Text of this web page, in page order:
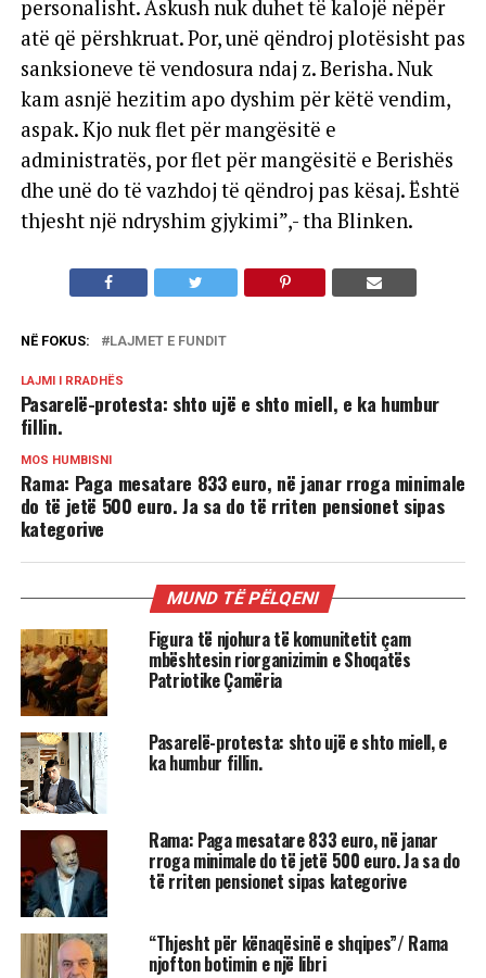
personalisht. Askush nuk duhet të kalojë nëpër
atë që përshkruat. Por, unë qëndroj plotësisht pas
sanksioneve të vendosura ndaj z. Berisha. Nuk
kam asnjë hezitim apo dyshim për këtë vendim,
aspak. Kjo nuk flet për mangësitë e
administratës, por flet për mangësitë e Berishës
dhe unë do të vazhdoj të qëndroj pas kësaj. Është
thjesht një ndryshim gjykimi”,- tha Blinken.
NË FOKUS: LAJMET E FUNDIT
LAJMI I RRADHËS
Pasarelë-protesta: shto ujë e shto miell, e ka humbur
fillin.
MOS HUMBISNI
Rama: Paga mesatare 833 euro, në janar rroga minimale
do të jetë 500 euro. Ja sa do të rriten pensionet sipas
kategorive
MUND TË PËLQENI
Figura të njohura të komunitetit çam
mbështesin riorganizimin e Shoqatës
Patriotike Çamëria
Pasarelë-protesta: shto ujë e shto miell, e
ka humbur fillin.
Rama: Paga mesatare 833 euro, në janar
rroga minimale do të jetë 500 euro. Ja sa do
të rriten pensionet sipas kategorive
“Thjesht për kënaqësinë e shqipes”/ Rama
njofton botimin e një libri